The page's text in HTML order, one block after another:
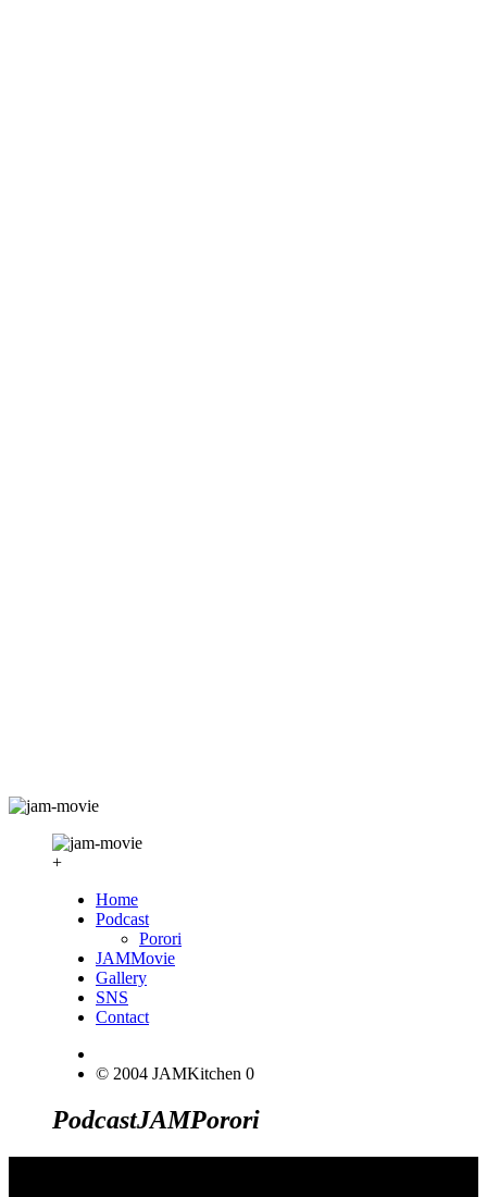
+
Home
Podcast
Porori
JAMMovie
Gallery
SNS
Contact
© 2004 JAMKitchen 0
PodcastJAMPorori